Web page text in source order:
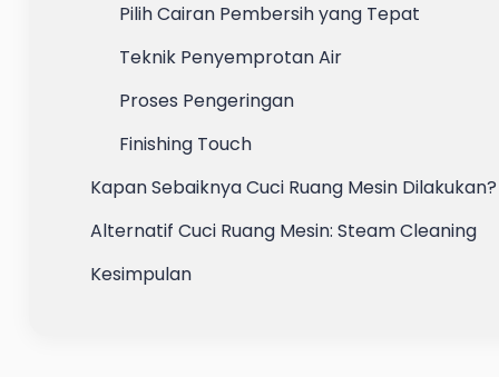
Pilih Cairan Pembersih yang Tepat
Teknik Penyemprotan Air
Proses Pengeringan
Finishing Touch
Kapan Sebaiknya Cuci Ruang Mesin Dilakukan?
Alternatif Cuci Ruang Mesin: Steam Cleaning
Kesimpulan